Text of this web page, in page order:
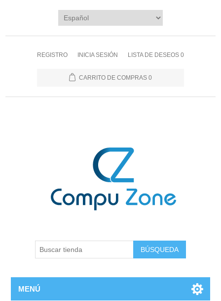
REGISTRO INICIA SESIÓN LISTA DE DESEOS 0
CARRITO DE COMPRAS 0
BÚSQUEDA
MENÚ